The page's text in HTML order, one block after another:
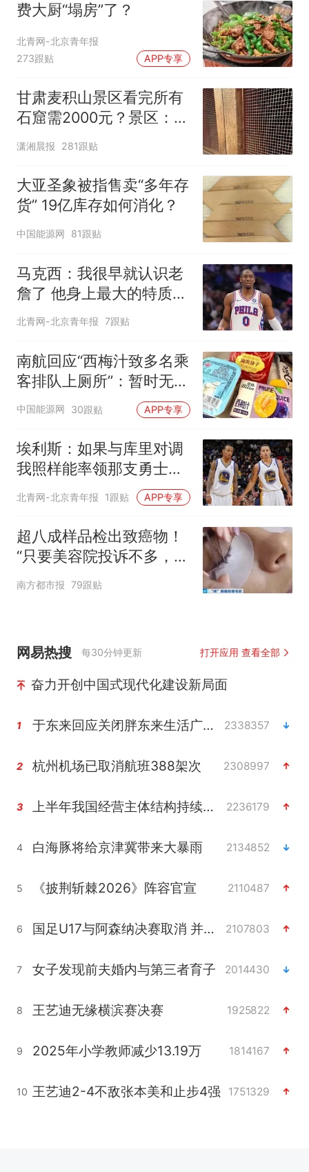
费大厨“塌房”了？
北青网-北京青年报
273跟贴
APP专享
甘肃麦积山景区看完所有
石窟需2000元？景区：部
分石窟受特别保护，游客
潇湘晨报 281跟贴
大亚圣象被指售卖“多年存
货” 19亿库存如何消化？
中国能源网 81跟贴
马克西：我很早就认识老
詹了 他身上最大的特质就
是谦逊
北青网-北京青年报 7跟贴
南航回应“西梅汁致多名乘
客排队上厕所”：暂时无法
核查是否发放西梅汁
中国能源网 30跟贴 APP专享
埃利斯：如果与库里对调
我照样能率领那支勇士取
得现在的成就
北青网-北京青年报 1跟贴 APP专享
超八成样品检出致癌物！
“只要美容院投诉不多，店
家就不会更换产品”
南方都市报 79跟贴
网易热搜 每30分钟更新 打开应用 查看全部
奋力开创中国式现代化建设新局面
1 于东来回应关闭胖东来生活广场店 2338357
2 杭州机场已取消航班388架次 2308997
3 上半年我国经营主体结构持续优化 2236179
4 白海豚将给京津冀带来大暴雨 2134852
5 《披荆斩棘2026》阵容官宣 2110487
6 国足U17与阿森纳决赛取消 并列冠军 2107803
7 女子发现前夫婚内与第三者育子 2014430
8 王艺迪无缘横滨赛决赛 1925822
9 2025年小学教师减少13.19万 1814167
10 王艺迪2-4不敌张本美和止步4强 1751329